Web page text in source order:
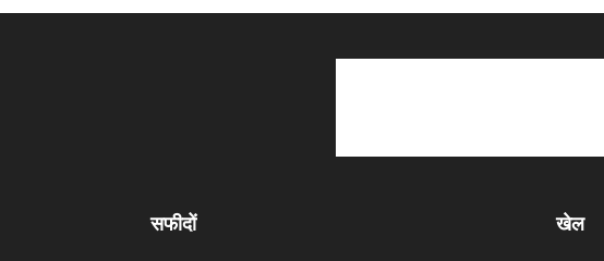
सफीदों खेल